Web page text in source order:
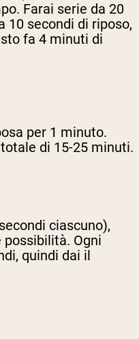
Farai serie da 20
10 secondi di riposo,
fa 4 minuti di
per 1 minuto.
di 15-25 minuti.
ciascuno),
Ogni
quindi dai il